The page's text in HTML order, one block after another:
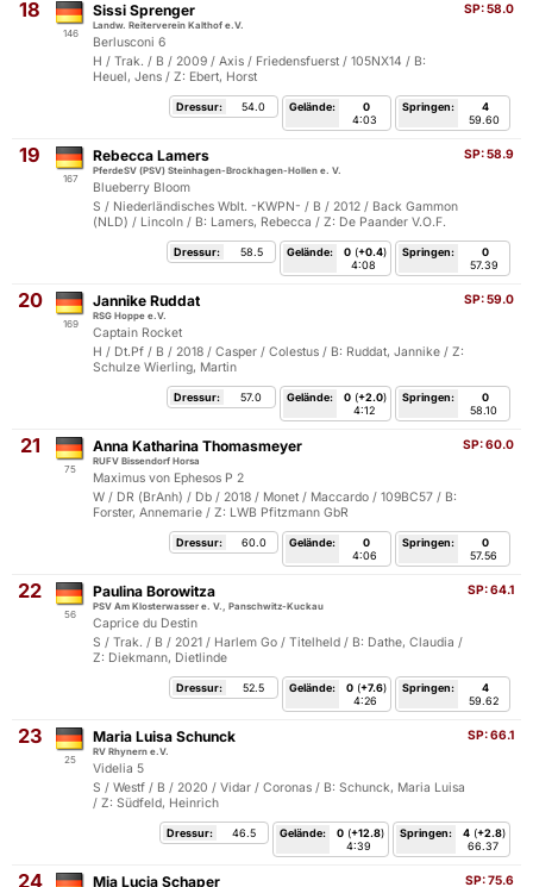
18
146
SP:58.0
Sissi Sprenger
Landw. Reiterverein Kalthof e.V.
Berlusconi 6
H / Trak. / B / 2009 / Axis / Friedensfuerst / 105NX14 / B:
Heuel, Jens / Z: Ebert, Horst
Springen:
4
59.60
Gelände:
0
4:03
Dressur: 54.0
19
167
SP:58.9
Rebecca Lamers
PferdeSV (PSV) Steinhagen-Brockhagen-Hollen e. V.
Blueberry Bloom
S / Niederländisches Wblt. -KWPN- / B / 2012 / Back Gammon
(NLD) / Lincoln / B: Lamers, Rebecca / Z: De Paander V.O.F.
Springen:
0
57.39
Gelände: 0 (+0.4)
4:08
Dressur: 58.5
20
169
SP:59.0
Jannike Ruddat
RSG Hoppe e.V.
Captain Rocket
H / Dt.Pf / B / 2018 / Casper / Colestus / B: Ruddat, Jannike / Z:
Schulze Wierling, Martin
Springen:
0
58.10
Gelände: 0 (+2.0)
4:12
Dressur: 57.0
21
75
SP:60.0
Anna Katharina Thomasmeyer
RUFV Bissendorf Horsa
Maximus von Ephesos P 2
W / DR (BrAnh) / Db / 2018 / Monet / Maccardo / 109BC57 / B:
Forster, Annemarie / Z: LWB Pfitzmann GbR
Springen:
0
57.56
Gelände:
0
4:06
Dressur: 60.0
22
56
SP:64.1
Paulina Borowitza
PSV Am Klosterwasser e. V., Panschwitz-Kuckau
Caprice du Destin
S / Trak. / B / 2021 / Harlem Go / Titelheld / B: Dathe, Claudia /
Z: Diekmann, Dietlinde
Springen:
4
59.62
Gelände: 0 (+7.6)
4:26
Dressur: 52.5
23
25
SP:66.1
Maria Luisa Schunck
RV Rhynern e.V.
Videlia 5
S / Westf / B / 2020 / Vidar / Coronas / B: Schunck, Maria Luisa
/ Z: Südfeld, Heinrich
Springen: 4 (+2.8)
66.37
Gelände: 0 (+12.8)
4:39
Dressur: 46.5
24 SP:75.6
Mia Lucia Schaper